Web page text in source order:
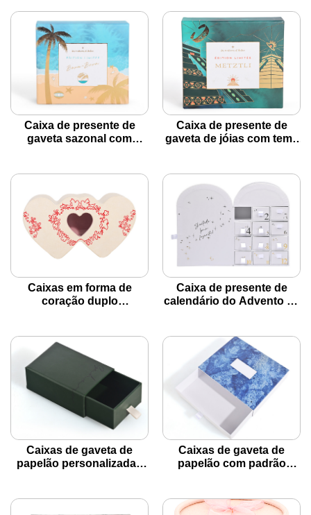
Caixa de presente de
gaveta sazonal com
Caixa de presente de
gaveta de jóias com tema
Caixas em forma de
coração duplo
Caixa de presente de
calendário do Advento de
Caixas de gaveta de
papelão personalizadas
Caixas de gaveta de
papelão com padrão